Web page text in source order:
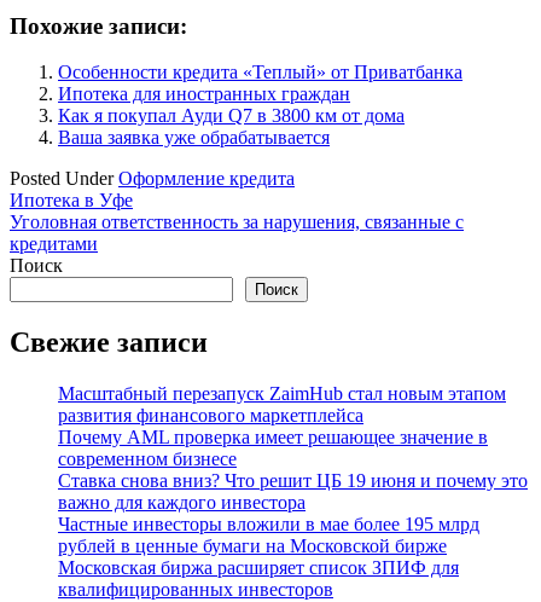
Похожие записи:
Особенности кредита «Теплый» от Приватбанка
Ипотека для иностранных граждан
Как я покупал Ауди Q7 в 3800 км от дома
Ваша заявка уже обрабатывается
Posted UnderОформление кредита
Навигация
по
записям
Ипотека в Уфе
Уголовная ответственность за нарушения, связанные с
кредитами
Поиск
Поиск
Свежие записи
Масштабный перезапуск ZaimHub стал новым этапом
развития финансового маркетплейса
Почему AML проверка имеет решающее значение в
современном бизнесе
Ставка снова вниз? Что решит ЦБ 19 июня и почему это
важно для каждого инвестора
Частные инвесторы вложили в мае более 195 млрд
рублей в ценные бумаги на Московской бирже
Московская биржа расширяет список ЗПИФ для
квалифицированных инвесторов